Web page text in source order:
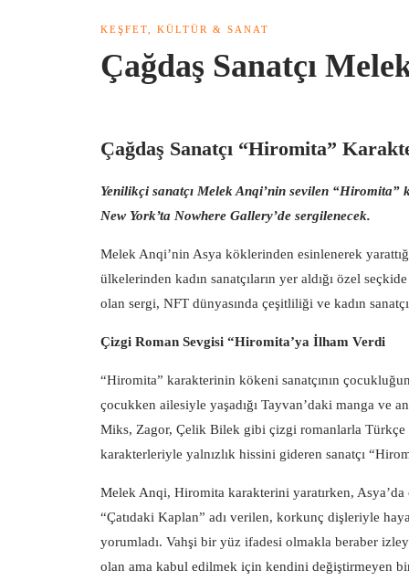
KEŞFET KÜLTÜR & SANAT
Çağdaş Sanatçı
Çağdaş Sanatçı “Hiromita”
Yenilikçi sanatçı Melek Anqi’nin sevilen
New York’ta Nowhere Gallery’de sergilenecek.
Melek Anqi’nin Asya köklerinden esinlenerek
ülkelerinden kadın sanatçıların yer aldığı özel
olan sergi, NFT dünyasında çeşitliliği ve kadın
Çizgi Roman Sevgisi “Hiromita’ya İlham Verdi
“Hiromita” karakterinin kökeni sanatçının
çocukken ailesiyle yaşadığı Tayvan’daki manga ve
Miks, Zagor, Çelik Bilek gibi çizgi romanlarla
karakterleriyle yalnızlık hissini gideren sanatçı
Melek Anqi, Hiromita karakterini yaratırken,
“Çatıdaki Kaplan” adı verilen, korkunç dişleriyle
yorumladı. Vahşi bir yüz ifadesi olmakla beraber
olan ama kabul edilmek için kendini değiştirmeyen